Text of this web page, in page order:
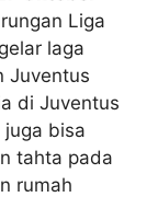
Liga
laga
Juventus
di Juventus
juga bisa
tahta pada
rumah